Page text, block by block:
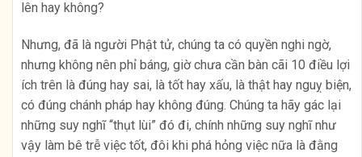
lên hay không?
Nhưng, đã là người Phật tử, chúng ta có quyền nghi ngờ,
nhưng không nên phỉ báng, giờ chưa cần bàn cãi 10 điều lợi
ích trên là đúng hay sai, là tốt hay xấu, là thật hay nguỵ biện,
có đúng chánh pháp hay không đúng. Chúng ta hãy gác lại
những suy nghĩ “thụt lùi” đó đi, chính những suy nghĩ như
vậy làm bê trễ việc tốt, đôi khi phá hỏng việc nữa là đằng